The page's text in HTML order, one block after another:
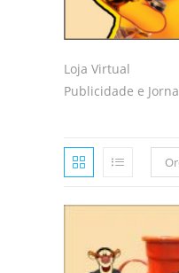
Loja Virtual
Publicidade e